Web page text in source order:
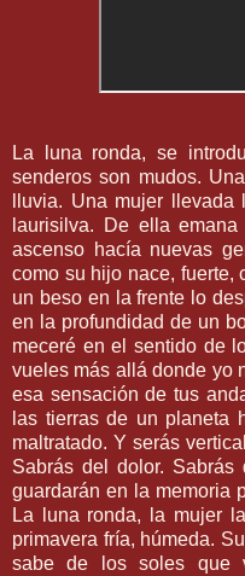
La luna ronda, se
senderos son mudos.
lluvia. Una mujer
laurisilva. De ella
ascenso hacía nuevas
como su hijo nace, fuerte,
un beso en la frente lo
en la profundidad de un
meceré en el sentido de
vueles más allá donde yo
esa sensación de tus
las tierras de un planeta
maltratado. Y serás
Sabrás del dolor.
guardarán en la memoria
La luna ronda, la mujer
primavera fría, húmeda.
sabe de los soles que